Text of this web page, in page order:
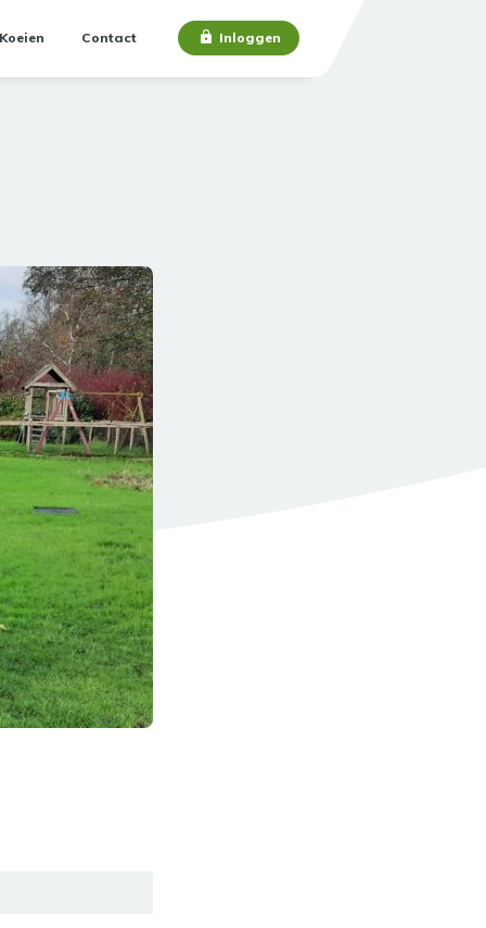
Koeien Contact Inloggen